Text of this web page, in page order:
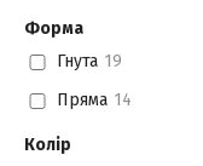
Форма
Гнута 19
Пряма 14
Колір